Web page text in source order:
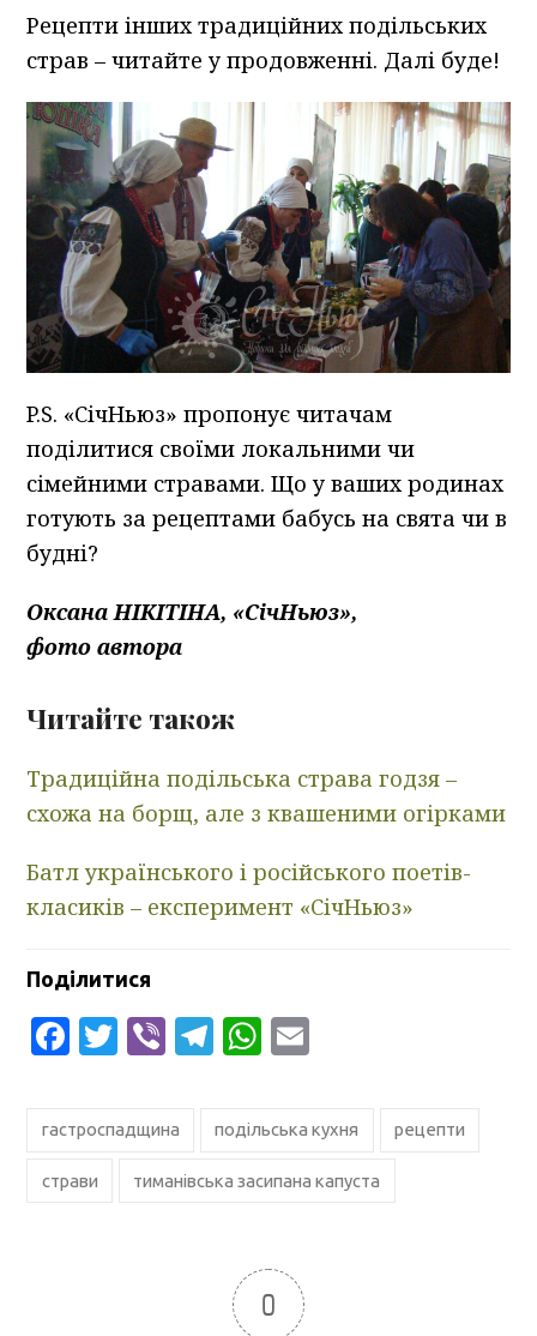
Рецепти інших традиційних подільських
страв – читайте у продовженні. Далі буде!
P.S. «СічНьюз» пропонує читачам
поділитися своїми локальними чи
сімейними стравами. Що у ваших родинах
готують за рецептами бабусь на свята чи в
будні?
Оксана НІКІТІНА, «СічНьюз»,
фото автора
Читайте також
Традиційна подільська страва годзя –
схожа на борщ, але з квашеними огірками
Батл українського і російського поетів-
класиків – експеримент «СічНьюз»
Поділитися
Facebook
Twitter
ViberTelegram
WhatsApp
гастроспадщина подільська кухня рецепти
страви тиманівська засипана капуста
0